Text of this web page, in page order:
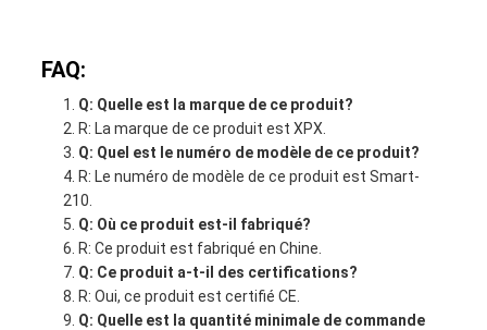
FAQ:
Q: Quelle est la marque de ce produit?
R: La marque de ce produit est XPX.
Q: Quel est le numéro de modèle de ce produit?
R: Le numéro de modèle de ce produit est Smart-
210.
Q: Où ce produit est-il fabriqué?
R: Ce produit est fabriqué en Chine.
Q: Ce produit a-t-il des certifications?
R: Oui, ce produit est certifié CE.
Q: Quelle est la quantité minimale de commande